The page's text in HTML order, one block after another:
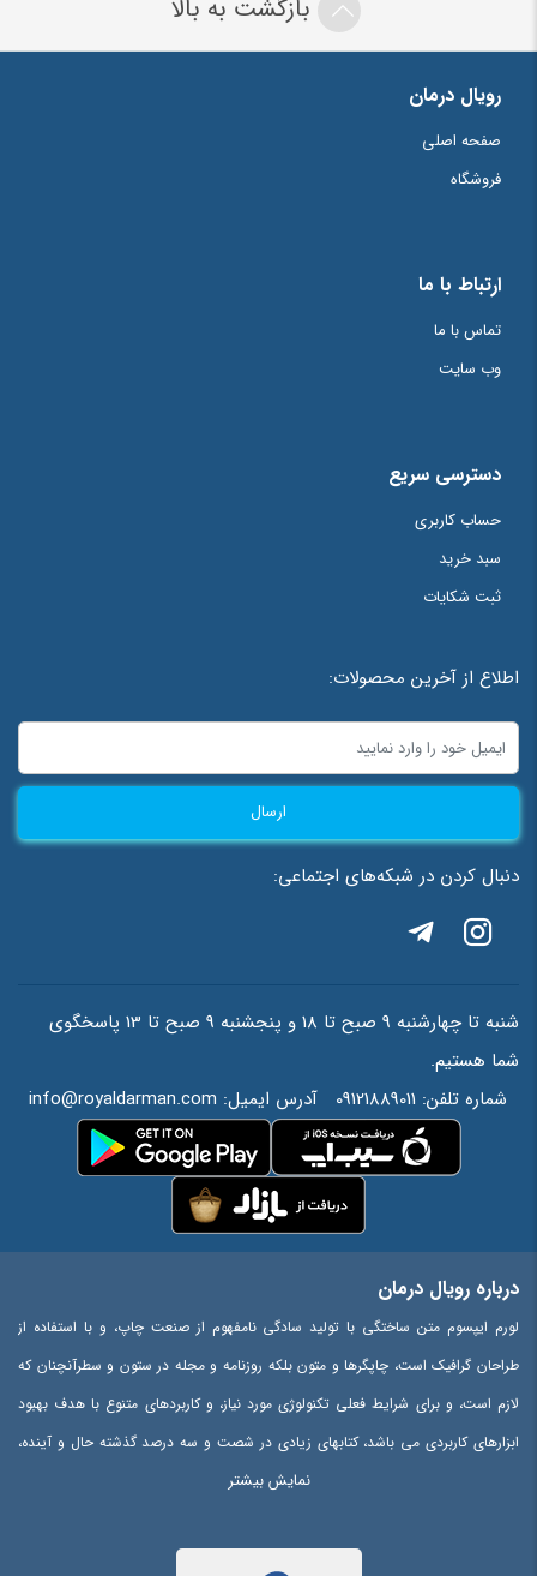
نشانی ایمیل شما منتشر نخواهد شد.
بخش‌های موردنیاز علامت‌گذاری
نام *
ایمیل*
ذخیره نام، ایمیل و وبسایت من در مرورگر برای زمانی که دوباره دیدگاهی
می‌نویسم.
8
+
=
بازگشت به بالا
رویال درمان
صفحه اصلی
فروشگاه
ارتباط با ما
تماس با ما
وب سایت
دسترسی سریع
حساب کاربری
سبد خرید
ثبت شکایات
اطلاع از آخرین محصولات:
ارسال
دنبال کردن در شبکه‌های اجتماعی:
شنبه تا چهارشنبه 9 صبح تا 18 و پنجشنبه 9 صبح تا 13 پاسخگوی
شما هستیم.
شماره تلفن: 09121889011 آدرس ایمیل: info@royaldarman.com
درباره رویال درمان
لورم ایپسوم متن ساختگی با تولید سادگی نامفهوم از صنعت چاپ، و با استفاده از
طراحان گرافیک است، چاپگرها و متون بلکه روزنامه و مجله در ستون و سطرآنچنان که
لازم است، و برای شرایط فعلی تکنولوژی مورد نیاز، و کاربردهای متنوع با هدف بهبود
ابزارهای کاربردی می باشد، کتابهای زیادی در شصت و سه درصد گذشته حال و آینده،
شناخت فراوان جامعه و متخصصان را می طلبد، تا با نرم افزارها شناخت بیشتری را
ایجاد کرد، در این صورت می توان امید داشت که تمام و دشواری موجود در ارائه
نمایش بیشتر